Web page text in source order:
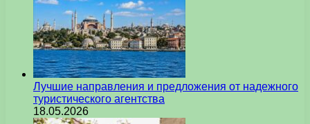
Лучшие направления и предложения от надежного
туристического агентства
18.05.2026